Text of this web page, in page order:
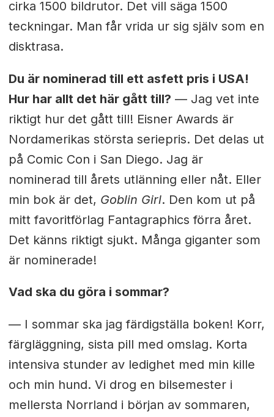
cirka 1500 bildrutor. Det vill säga 1500
teckningar. Man får vrida ur sig själv som en
disktrasa.
Du är nominerad till ett asfett pris i USA!
Hur har allt det här gått till? — Jag vet inte
riktigt hur det gått till! Eisner Awards är
Nordamerikas största seriepris. Det delas ut
på Comic Con i San Diego. Jag är
nominerad till årets utlänning eller nåt. Eller
min bok är det, Goblin Girl. Den kom ut på
mitt favoritförlag Fantagraphics förra året.
Det känns riktigt sjukt. Många giganter som
är nominerade!
Vad ska du göra i sommar?
— I sommar ska jag färdigställa boken! Korr,
färgläggning, sista pill med omslag. Korta
intensiva stunder av ledighet med min kille
och min hund. Vi drog en bilsemester i
mellersta Norrland i början av sommaren,